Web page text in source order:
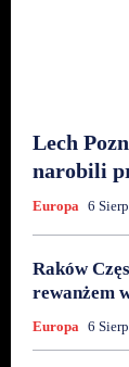
Lech
narobili
Europa 6
Raków
rewanżem
Europa 6